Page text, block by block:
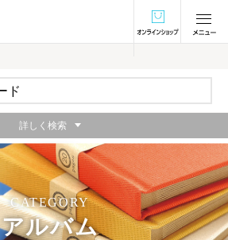
オンラインショ
CATEGORY
アルバム
詳しく検索